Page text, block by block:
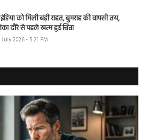
को मिली बड़ी राहत, बुमराह की वापसी तय,
दौरे से पहले खत्म हुई चिंता
July 2026 - 5:21 PM